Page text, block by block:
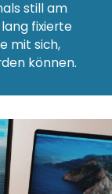
still am
fixierte
mit sich,
können.